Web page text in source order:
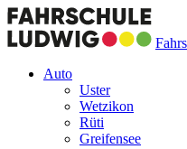
Auto
Uster
Wetzikon
Rüti
Greifensee